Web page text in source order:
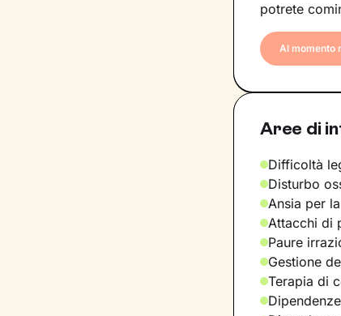
potrete
Al momento
Aree di
Difficoltà
Disturbo
Ansia per
Attacchi di
Paure
Gestione
Terapia di